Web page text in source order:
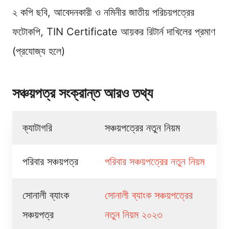
২ কপি ছবি, আবেদনকারী ও নমিনীর জাতীয় পরিচয়পত্রের
ফটোকপি, TIN Certificate আয়কর রিটার্ন দাখিলের প্রমাণ
(প্রযোজ্য হলে)
সঞ্চয়পত্র সংক্রান্ত আরও তথ্য
ক্যাটাগরি সঞ্চয়পত্রের নতুন নিয়ম
পরিবার সঞ্চয়পত্র পরিবার সঞ্চয়পত্রের নতুন নিয়ম
সোনালী ব্যাংক
সঞ্চয়পত্র
সোনালী ব্যাংক সঞ্চয়পত্রের
নতুন নিয়ম ২০২৩